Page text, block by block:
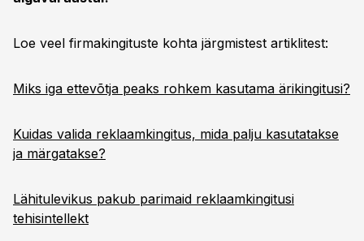
Loe veel firmakingituste kohta järgmistest artiklitest:
Miks iga ettevõtja peaks rohkem kasutama ärikingitusi?
Kuidas valida reklaamkingitus, mida palju kasutatakse
ja märgatakse?
Lähitulevikus pakub parimaid reklaamkingitusi
tehisintellekt